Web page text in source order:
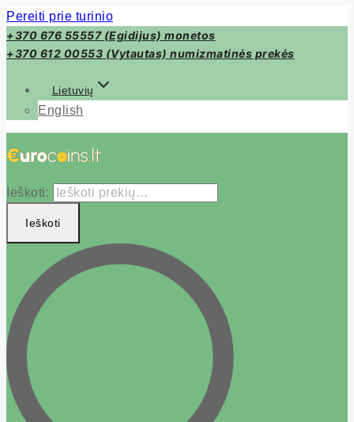
Pereiti prie turinio
+370 676 55557 (Egidijus) monetos
+370 612 00553 (Vytautas) numizmatinės prekės
Lietuvių
English
Ieškoti:
Ieškoti